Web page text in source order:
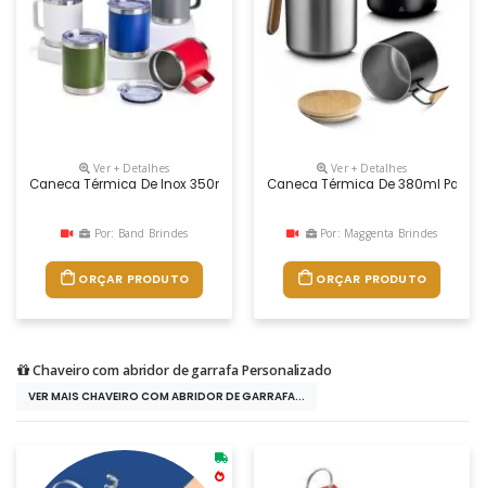
Ver + Detalhes
Caneca Térmica De Inox 350ml Com Parede Dupla. Contém Tampa
Por: Band Brindes
ORÇAR PRODUTO
Ver + Detalhes
Caneca Térmica De 380ml Para
Por: Maggenta Brindes
ORÇAR PRODUTO
Chaveiro com abridor de garrafa Personalizado
VER MAIS CHAVEIRO COM ABRIDOR DE GARRAFA...